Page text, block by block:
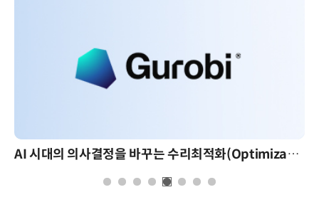
AI 시대의 의사결정을 바꾸는 수리최적화(Optimization): 실제 산업 적용 사례와 활용 전략